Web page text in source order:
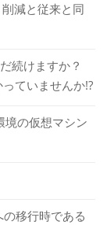
減と従来と同
続けますか？
ていませんか!?
境の仮想マシン
移行時である